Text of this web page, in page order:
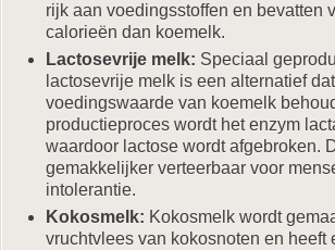
rijk aan voedingsstoffen en bevatten
calorieën dan koemelk.
Lactosevrije melk: Speciaal
lactosevrije melk is een alternatief
voedingswaarde van koemelk
productieproces wordt het enzym
waardoor lactose wordt afgebroken.
gemakkelijker verteerbaar voor
intolerantie.
Kokosmelk: Kokosmelk wordt
vruchtvlees van kokosnoten en heeft